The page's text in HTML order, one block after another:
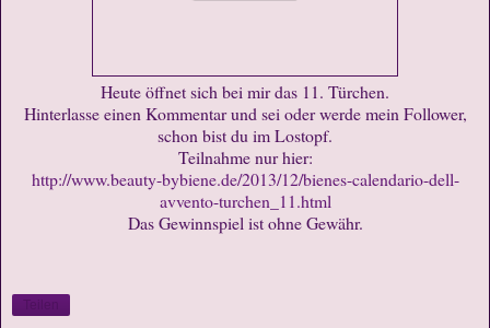
Heute öffnet sich bei mir das 11. Türchen.
Hinterlasse einen Kommentar und sei oder werde mein Follower,
schon bist du im Lostopf.
Teilnahme nur hier:
http://www.beauty-bybiene.de/2013/12/bienes-calendario-dell-
avvento-turchen_11.html
Das Gewinnspiel ist ohne Gewähr.